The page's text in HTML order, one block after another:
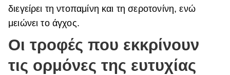
διεγείρει τη ντοπαμίνη και τη σεροτονίνη, ενώ
μειώνει το άγχος.
Οι τροφές που εκκρίνουν
τις ορμόνες της ευτυχίας